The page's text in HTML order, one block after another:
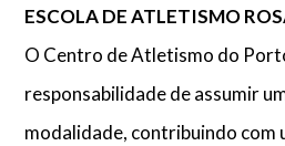
ESCOLA DE ATLETISMO
O Centro de Atletismo do
responsabilidade de assumir
modalidade, contribuindo com